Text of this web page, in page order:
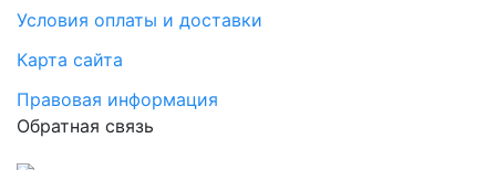
Условия оплаты и доставки
Карта сайта
Правовая информация
Обратная связь